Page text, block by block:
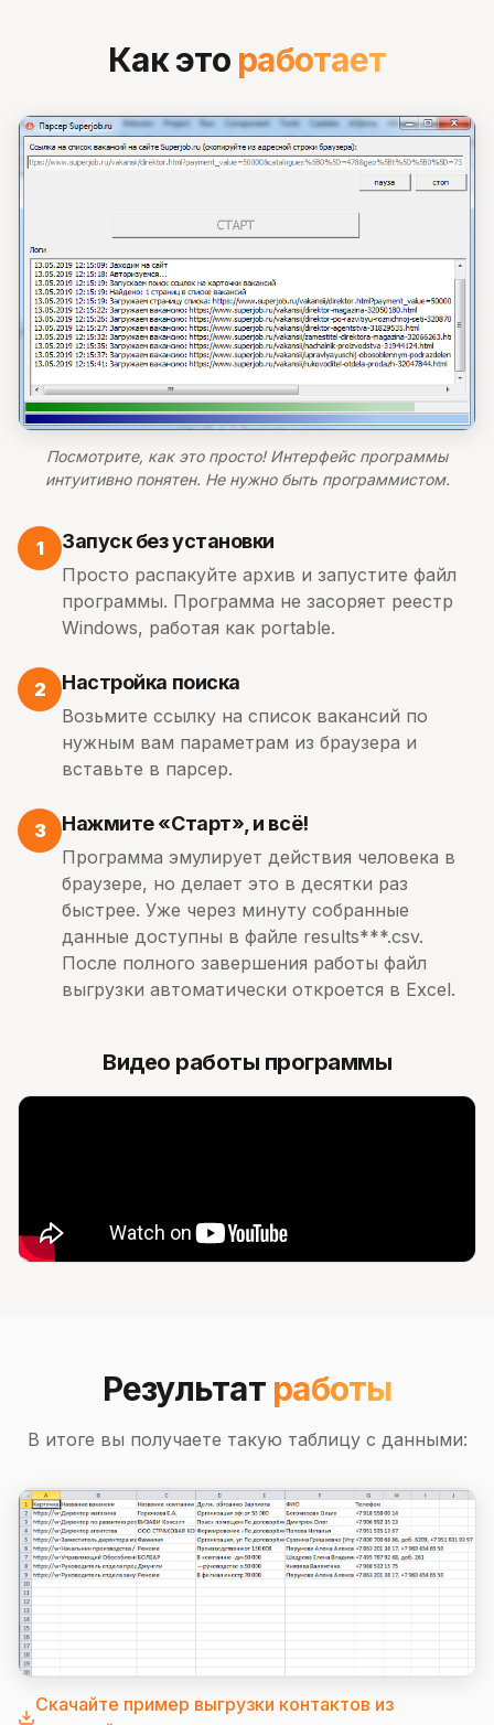
Как это работает
Посмотрите, как это просто! Интерфейс программы
интуитивно понятен. Не нужно быть программистом.
1 Запуск без установки
Просто распакуйте архив и запустите файл
программы. Программа не засоряет реестр
Windows, работая как portable.
2 Настройка поиска
Возьмите ссылку на список вакансий по
нужным вам параметрам из браузера и
вставьте в парсер.
3 Нажмите «Старт», и всё!
Программа эмулирует действия человека в
браузере, но делает это в десятки раз
быстрее. Уже через минуту собранные
данные доступны в файле results***.csv.
После полного завершения работы файл
выгрузки автоматически откроется в Excel.
Видео работы программы
Результат работы
В итоге вы получаете такую таблицу с данными:
Скачайте пример выгрузки контактов из